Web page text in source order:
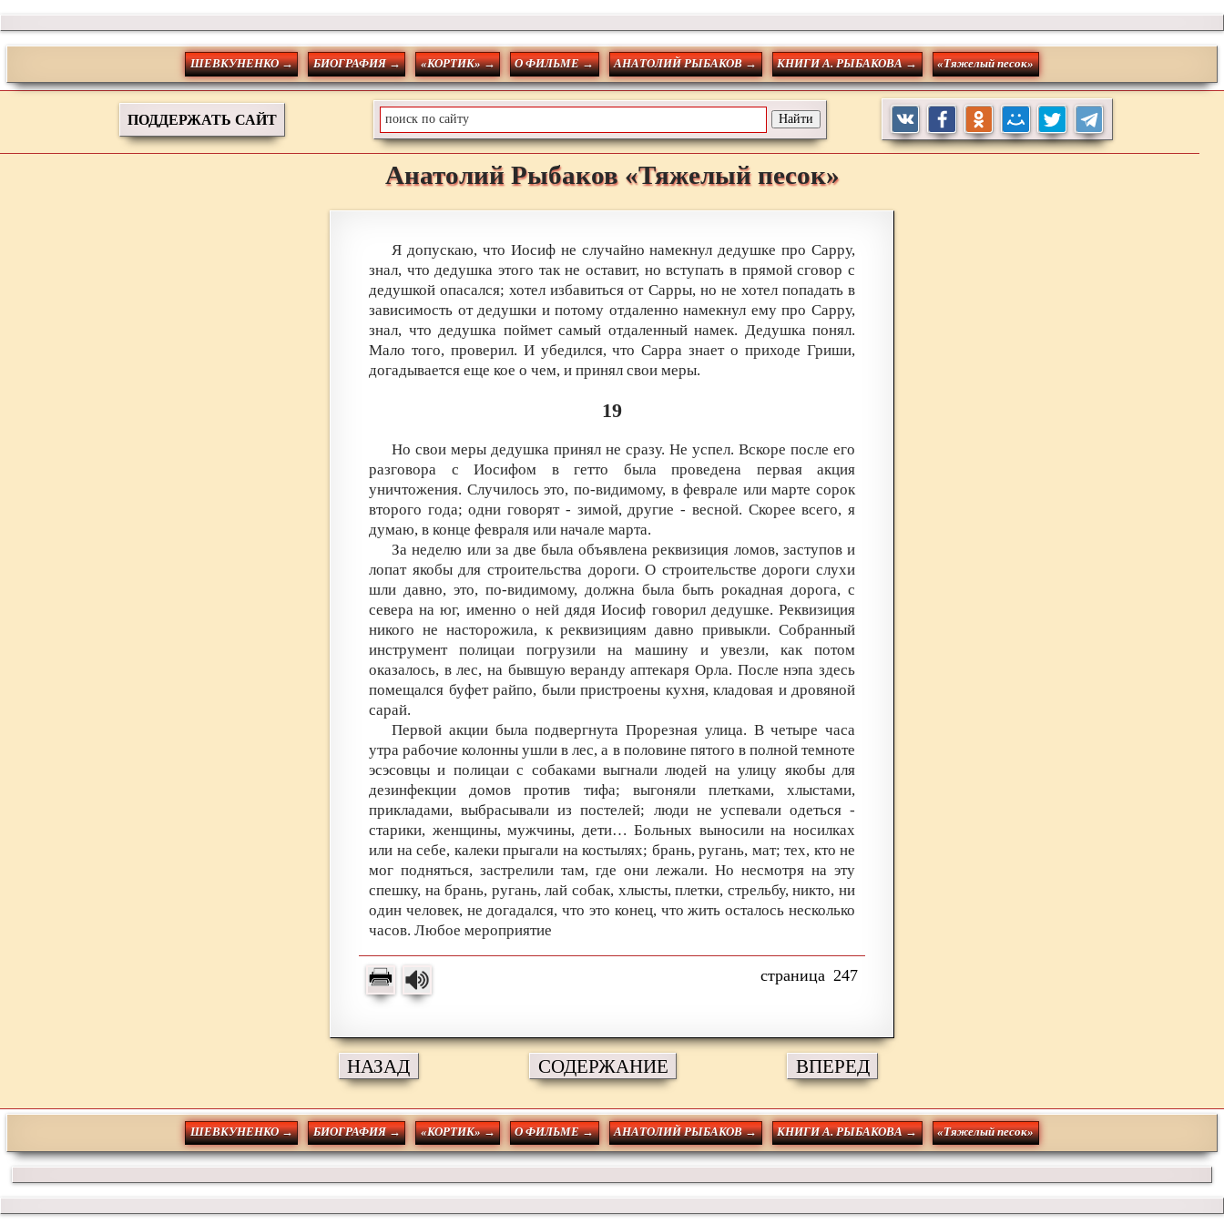
ШЕВКУНЕНКО → БИОГРАФИЯ → «КОРТИК» → О ФИЛЬМЕ → АНАТОЛИЙ РЫБАКОВ → КНИГИ А. РЫБАКОВА → «Тяжелый песок»
ПОДДЕРЖАТЬ САЙТ
Анатолий Рыбаков «Тяжелый песок»
Я допускаю, что Иосиф не случайно намекнул дедушке про Сарру,
знал, что дедушка этого так не оставит, но вступать в прямой сговор с
дедушкой опасался; хотел избавиться от Сарры, но не хотел попадать в
зависимость от дедушки и потому отдаленно намекнул ему про Сарру,
знал, что дедушка поймет самый отдаленный намек. Дедушка понял.
Мало того, проверил. И убедился, что Сарра знает о приходе Гриши,
догадывается еще кое о чем, и принял свои меры.
19
Но свои меры дедушка принял не сразу. Не успел. Вскоре после его
разговора с Иосифом в гетто была проведена первая акция
уничтожения. Случилось это, по-видимому, в феврале или марте сорок
второго года; одни говорят - зимой, другие - весной. Скорее всего, я
думаю, в конце февраля или начале марта.
За неделю или за две была объявлена реквизиция ломов, заступов и
лопат якобы для строительства дороги. О строительстве дороги слухи
шли давно, это, по-видимому, должна была быть рокадная дорога, с
севера на юг, именно о ней дядя Иосиф говорил дедушке. Реквизиция
никого не насторожила, к реквизициям давно привыкли. Собранный
инструмент полицаи погрузили на машину и увезли, как потом
оказалось, в лес, на бывшую веранду аптекаря Орла. После нэпа здесь
помещался буфет райпо, были пристроены кухня, кладовая и дровяной
сарай.
Первой акции была подвергнута Прорезная улица. В четыре часа
утра рабочие колонны ушли в лес, а в половине пятого в полной темноте
эсэсовцы и полицаи с собаками выгнали людей на улицу якобы для
дезинфекции домов против тифа; выгоняли плетками, хлыстами,
прикладами, выбрасывали из постелей; люди не успевали одеться -
старики, женщины, мужчины, дети… Больных выносили на носилках
или на себе, калеки прыгали на костылях; брань, ругань, мат; тех, кто не
мог подняться, застрелили там, где они лежали. Но несмотря на эту
спешку, на брань, ругань, лай собак, хлысты, плетки, стрельбу, никто, ни
один человек, не догадался, что это конец, что жить осталось несколько
часов. Любое мероприятие
247
НАЗАД СОДЕРЖАНИЕ ВПЕРЕД
ШЕВКУНЕНКО → БИОГРАФИЯ → «КОРТИК» → О ФИЛЬМЕ → АНАТОЛИЙ РЫБАКОВ → КНИГИ А. РЫБАКОВА → «Тяжелый песок»